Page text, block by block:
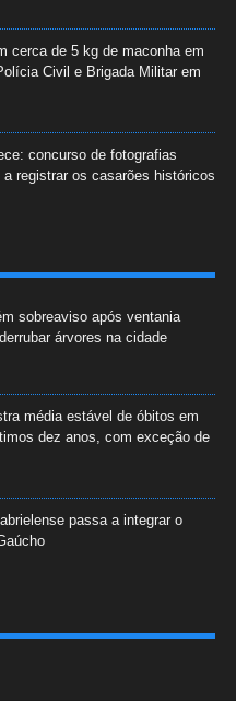
cerca de 5 kg de maconha em
Civil e Brigada Militar em
concurso de fotografias
registrar os casarões históricos
sobreaviso após ventania
árvores na cidade
média estável de óbitos em
dez anos, com exceção de
passa a integrar o